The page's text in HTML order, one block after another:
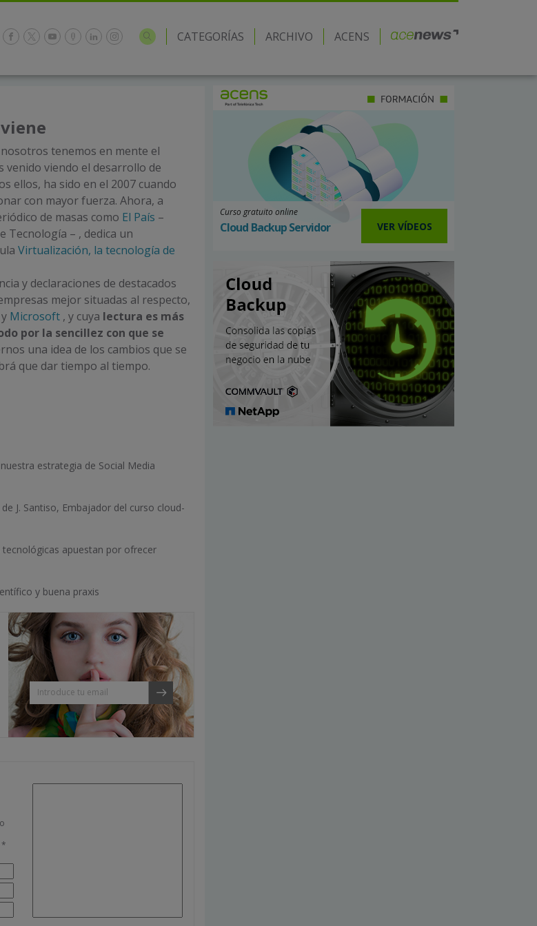
CATEGORÍAS ARCHIVO ACENS
tenemos en mente el
venido viendo el desarrollo de
ellos, ha sido en el 2007 cuando
con mayor fuerza. Ahora, a
de masas como El País –
Tecnología – , dedica un
Virtualización, la tecnología de
y declaraciones de destacados
mejor situadas al respecto,
y Microsoft , y cuya lectura es más
por la sencillez con que se
una idea de los cambios que se
que dar tiempo al tiempo.
estrategia de Social Media
J. Santiso, Embajador del curso cloud-
tecnológicas apuestan por ofrecer
y buena praxis
*
Curso gratuito online
Cloud Backup Servidor VER VÍDEOS